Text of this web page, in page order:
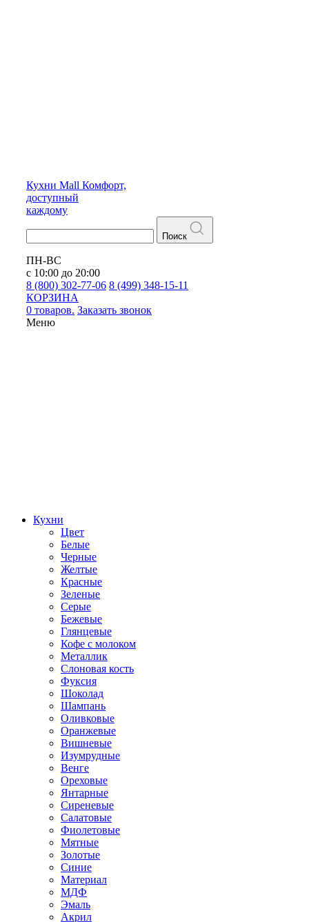
Кухни Mall Комфорт,
доступный
каждому
Поиск
ПН-ВС
с 10:00 до 20:00
8 (800) 302-77-06 8 (499) 348-15-11
КОРЗИНА
0 товаров. Заказать звонок
Меню
Кухни
Цвет
Белые
Черные
Желтые
Красные
Зеленые
Серые
Бежевые
Глянцевые
Кофе с молоком
Металлик
Слоновая кость
Фуксия
Шоколад
Шампань
Оливковые
Оранжевые
Вишневые
Изумрудные
Венге
Ореховые
Янтарные
Сиреневые
Салатовые
Фиолетовые
Мятные
Золотые
Синие
Материал
МДФ
Эмаль
Акрил